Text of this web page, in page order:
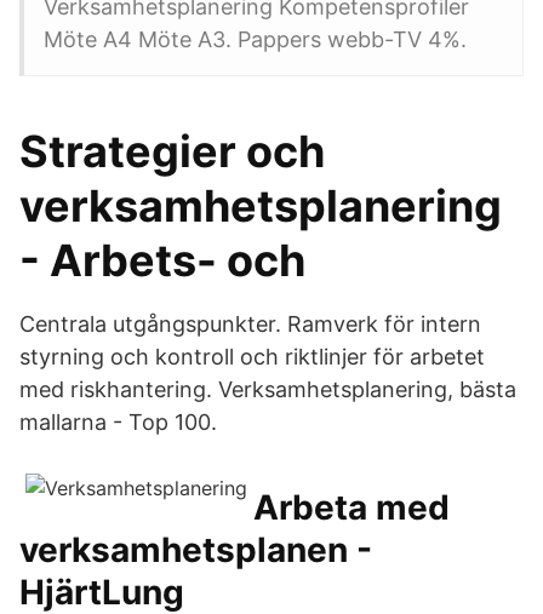
Verksamhetsplanering Kompetensprofiler
Möte A4 Möte A3. Pappers webb-TV 4%.
Strategier och
verksamhetsplanering
- Arbets- och
Centrala utgångspunkter. Ramverk för intern
styrning och kontroll och riktlinjer för arbetet
med riskhantering. Verksamhetsplanering, bästa
mallarna - Top 100.
Arbeta med
verksamhetsplanen -
HjärtLung